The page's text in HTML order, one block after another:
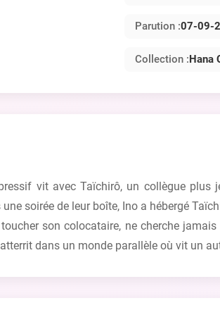
Parution :07-09-
Collection :Hana
vit avec Taïchirô, un collègue
soirée de leur boîte, Ino a hébergé
son colocataire, ne cherche
dans un monde parallèle où vit un